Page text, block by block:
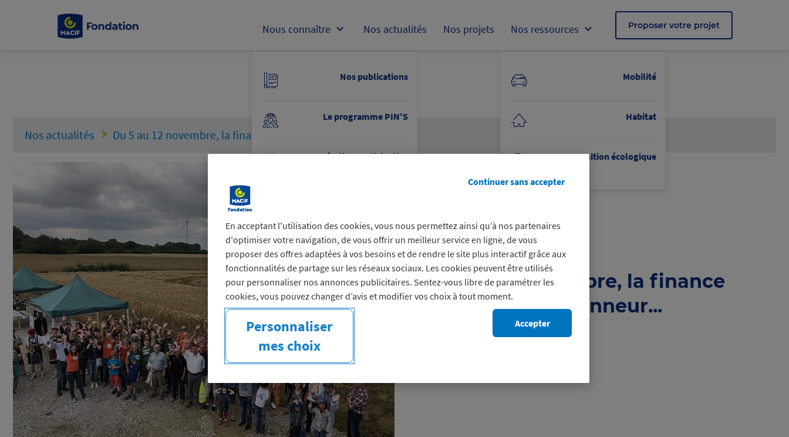
Nous connaître
Nos publications
Le programme PIN'S
Opération participative
Obtenir un soutien financier
Appel à projets
Nos actualités Nos projets Nos ressources
Mobilité
Habitat
Transition écologique
Proposer votre projet
Nos actualités Du 5 au 12 novembre, la finance solidaire est à l'honneur...
Du 5 au 12 novembre, la finance
solidaire est à l'honneur...
En acceptant l'utilisation des cookies, vous nous permettez ainsi qu’à nos partenaires
d'optimiser votre navigation, de vous offrir un meilleur service en ligne, de vous
proposer des offres adaptées à vos besoins et de rendre le site plus interactif grâce aux
fonctionnalités de partage sur les réseaux sociaux. Les cookies peuvent être utilisés
pour personnaliser nos annonces publicitaires. Sentez-vous libre de paramétrer les
cookies, vous pouvez changer d’avis et modifier vos choix à tout moment.
Personnaliser
mes choix
Continuer sans accepter
Accepter